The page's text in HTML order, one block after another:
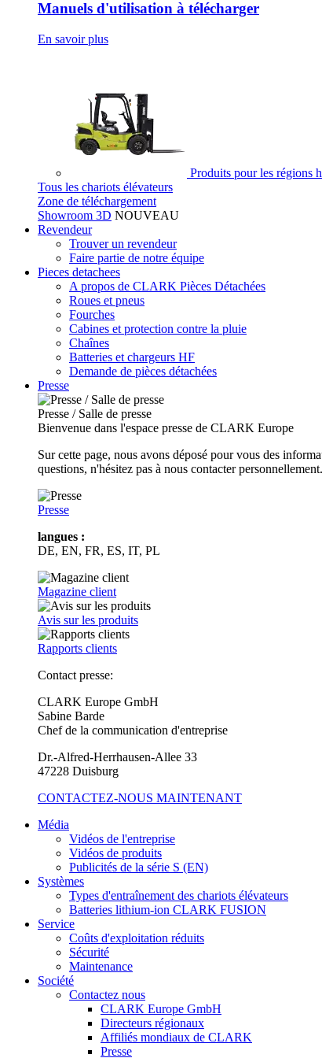
Manuels d'utilisation à télécharger
En savoir plus
Produits pour les régions
Tous les chariots élévateurs
Zone de téléchargement
Showroom 3D NOUVEAU
Revendeur
Trouver un revendeur
Faire partie de notre équipe
Pieces detachees
A propos de CLARK Pièces Détachées
Roues et pneus
Fourches
Cabines et protection contre la pluie
Chaînes
Batteries et chargeurs HF
Demande de pièces détachées
Presse
Presse / Salle de presse
Bienvenue dans l'espace presse de CLARK Europe
Sur cette page, nous avons déposé pour vous des
questions, n'hésitez pas à nous contacter personnellement.
Presse
langues :
DE, EN, FR, ES, IT, PL
Magazine client
Avis sur les produits
Rapports clients
Contact presse:
CLARK Europe GmbH
Sabine Barde
Chef de la communication d'entreprise
Dr.-Alfred-Herrhausen-Allee 33
47228 Duisburg
CONTACTEZ-NOUS MAINTENANT
Média
Vidéos de l'entreprise
Vidéos de produits
Publicités de la série S (EN)
Systèmes
Types d'entraînement des chariots élévateurs
Batteries lithium-ion CLARK FUSION
Service
Coûts d'exploitation réduits
Sécurité
Maintenance
Société
Contactez nous
CLARK Europe GmbH
Directeurs régionaux
Affiliés mondiaux de CLARK
Presse